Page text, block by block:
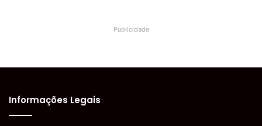
Publicidade
Informações Legais